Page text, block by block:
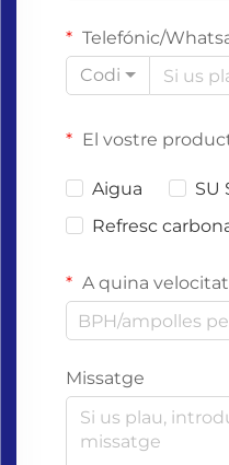
Telefónic/
Codi
El vostre
Aigua
SU
Refresc
A quina
Missatge